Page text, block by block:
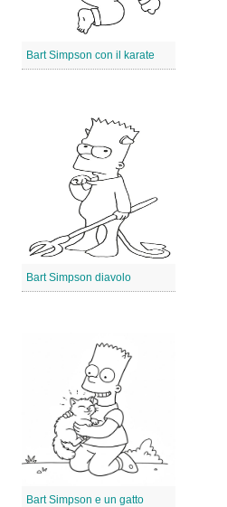
Bart Simpson con il karate
Bart Simpson diavolo
Bart Simpson e un gatto